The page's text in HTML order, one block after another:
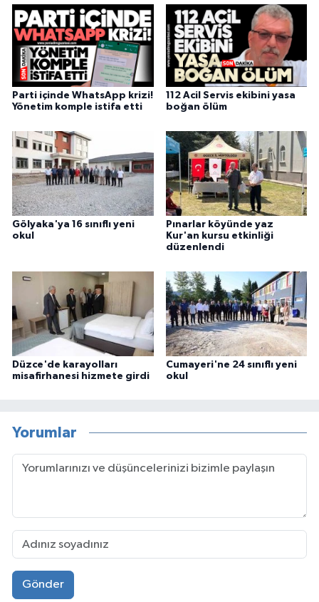
Parti içinde WhatsApp krizi!
Yönetim komple istifa etti
112 Acil Servis ekibini yasa
boğan ölüm
Gölyaka'ya 16 sınıflı yeni
okul
Pınarlar köyünde yaz
Kur'an kursu etkinliği
düzenlendi
Düzce'de karayolları
misafirhanesi hizmete girdi
Cumayeri'ne 24 sınıflı yeni
okul
Yorumlar
Gönder